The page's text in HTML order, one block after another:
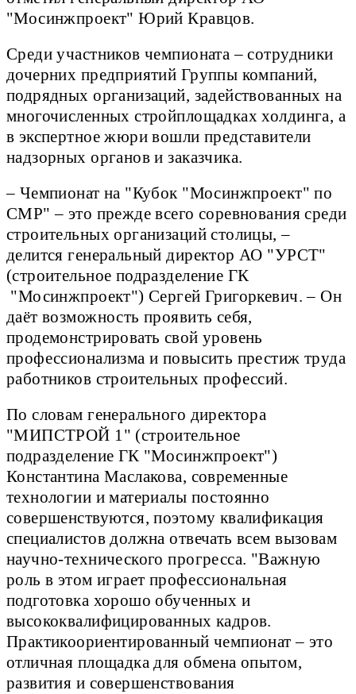
"Мосинжпроект" Юрий Кравцов.
Среди участников чемпионата – сотрудники
дочерних предприятий Группы компаний,
подрядных организаций, задействованных на
многочисленных стройплощадках холдинга, а
в экспертное жюри вошли представители
надзорных органов и заказчика.
– Чемпионат на "Кубок "Мосинжпроект" по
СМР" – это прежде всего соревнования среди
строительных организаций столицы, –
делится генеральный директор АО "УРСТ"
(строительное подразделение ГК
"Мосинжпроект") Сергей Григоркевич. – Он
даёт возможность проявить себя,
продемонстрировать свой уровень
профессионализма и повысить престиж труда
работников строительных профессий.
По словам генерального директора
"МИПСТРОЙ 1" (строительное
подразделение ГК "Мосинжпроект")
Константина Маслакова, современные
технологии и материалы постоянно
совершенствуются, поэтому квалификация
специалистов должна отвечать всем вызовам
научно-технического прогресса. "Важную
роль в этом играет профессиональная
подготовка хорошо обученных и
высококвалифицированных кадров.
Практикоориентированный чемпионат – это
отличная площадка для обмена опытом,
развития и совершенствования